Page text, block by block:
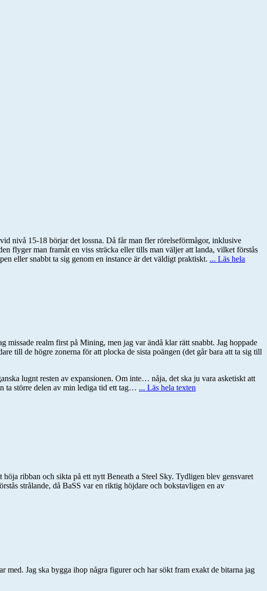
nivå 15-18 börjar det lossna. Då får man fler rörelseförmågor, inklusive
flyger man framåt en viss sträcka eller tills man väljer att landa, vilket förstås
eller snabbt ta sig genom en instance är det väldigt praktiskt. ... Läs hela
realm first på Mining, men jag var ändå klar rätt snabbt. Jag hoppade
till de högre zonerna för att plocka de sista poängen (det går bara att ta sig till
lugnt resten av expansionen. Om inte… nåja, det ska ju vara asketiskt att
ta större delen av min lediga tid ett tag… ... Läs hela texten
ribban och sikta på ett nytt Beneath a Steel Sky. Tydligen blev gensvaret
strålande, då BaSS var en riktig höjdare och bokstavligen en av
med. Jag ska bygga ihop några figurer och har sökt fram exakt de bitarna jag